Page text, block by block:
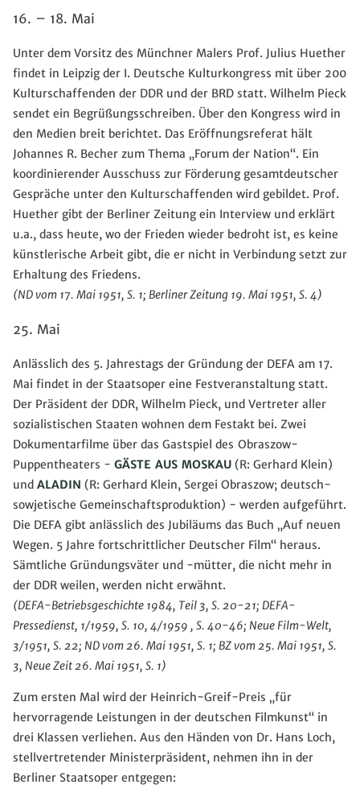
16. – 18. Mai
Unter dem Vorsitz des Münchner Malers Prof. Julius Huether
findet in Leipzig der I. Deutsche Kulturkongress mit über 200
Kulturschaffenden der DDR und der BRD statt. Wilhelm Pieck
sendet ein Begrüßungsschreiben. Über den Kongress wird in
den Medien breit berichtet. Das Eröffnungsreferat hält
Johannes R. Becher zum Thema „Forum der Nation“. Ein
koordinierender Ausschuss zur Förderung gesamtdeutscher
Gespräche unter den Kulturschaffenden wird gebildet. Prof.
Huether gibt der Berliner Zeitung ein Interview und erklärt
u.a., dass heute, wo der Frieden wieder bedroht ist, es keine
künstlerische Arbeit gibt, die er nicht in Verbindung setzt zur
Erhaltung des Friedens.
(ND vom 17. Mai 1951, S. 1; Berliner Zeitung 19. Mai 1951, S. 4)
25. Mai
Anlässlich des 5. Jahrestags der Gründung der DEFA am 17.
Mai findet in der Staatsoper eine Festveranstaltung statt.
Der Präsident der DDR, Wilhelm Pieck, und Vertreter aller
sozialistischen Staaten wohnen dem Festakt bei. Zwei
Dokumentarfilme über das Gastspiel des Obraszow-
Puppentheaters - GÄSTE AUS MOSKAU (R: Gerhard Klein)
und ALADIN (R: Gerhard Klein, Sergei Obraszow; deutsch-
sowjetische Gemeinschaftsproduktion) - werden aufgeführt.
Die DEFA gibt anlässlich des Jubiläums das Buch „Auf neuen
Wegen. 5 Jahre fortschrittlicher Deutscher Film“ heraus.
Sämtliche Gründungsväter und -mütter, die nicht mehr in
der DDR weilen, werden nicht erwähnt.
(DEFA-Betriebsgeschichte 1984, Teil 3, S. 20-21; DEFA-
Pressedienst, 1/1959, S. 10, 4/1959 , S. 40-46; Neue Film-Welt,
3/1951, S. 22; ND vom 26. Mai 1951, S. 1; BZ vom 25. Mai 1951, S.
3, Neue Zeit 26. Mai 1951, S. 1)
Zum ersten Mal wird der Heinrich-Greif-Preis „für
hervorragende Leistungen in der deutschen Filmkunst“ in
drei Klassen verliehen. Aus den Händen von Dr. Hans Loch,
stellvertretender Ministerpräsident, nehmen ihn in der
Berliner Staatsoper entgegen: